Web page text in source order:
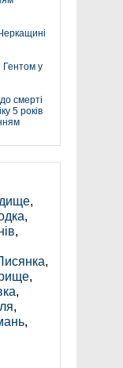
Гентом у
смерті
5 років
,
,
,
,
,
,
,
,